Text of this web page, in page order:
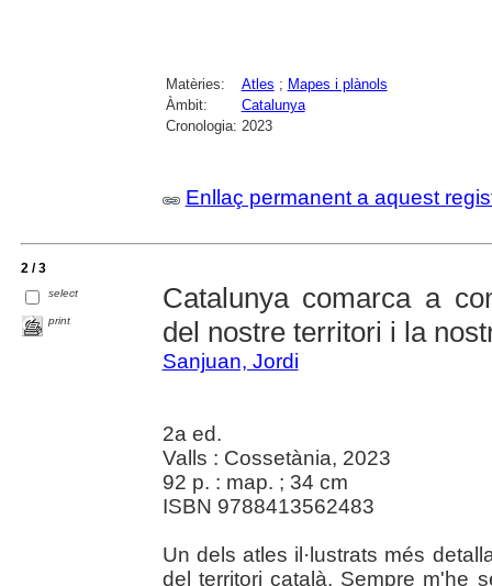
Matèries: Atles ; Mapes i plànols
Àmbit:
Catalunya
Cronologia: 2023
Enllaç permanent a aquest
2 / 3
select
print
Catalunya comarca a
del nostre territori i la
Sanjuan, Jordi
2a ed.
Valls : Cossetània, 2023
92 p. : map. ; 34 cm
ISBN 9788413562483
Un dels atles il·lustrats més
del territori català. Sempre m'he